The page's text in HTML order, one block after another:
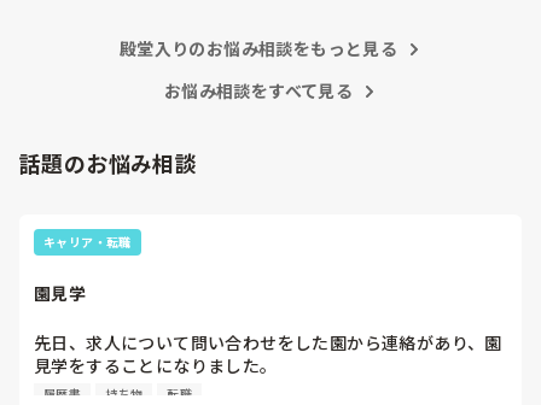
殿堂入りのお悩み相談をもっと見る
お悩み相談をすべて見る
話題のお悩み相談
キャリア・転職
園見学
先日、求人について問い合わせをした園から連絡があり、園
見学をすることになりました。
私としては求人に応募したという認識ですが、『園見学をご
履歴書 持ち物 転職